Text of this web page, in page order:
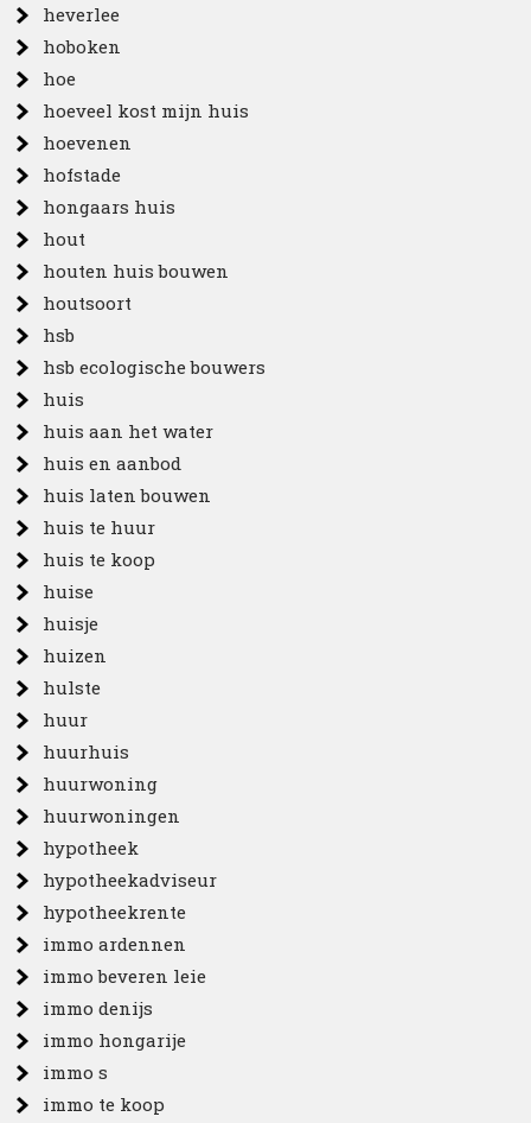
heverlee
hoboken
hoe
hoeveel kost mijn huis
hoevenen
hofstade
hongaars huis
hout
houten huis bouwen
houtsoort
hsb
hsb ecologische bouwers
huis
huis aan het water
huis en aanbod
huis laten bouwen
huis te huur
huis te koop
huise
huisje
huizen
hulste
huur
huurhuis
huurwoning
huurwoningen
hypotheek
hypotheekadviseur
hypotheekrente
immo ardennen
immo beveren leie
immo denijs
immo hongarije
immo s
immo te koop